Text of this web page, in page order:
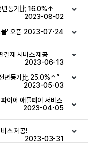
년동기比 16.0%↑
2023-08-02
’ 오픈 2023-07-24
결제 서비스 제공
2023-06-13
년동기比 25.0%↑”
2023-05-03
이에 애플페이 서비스
2023-04-05
스 제공!
2023-03-31